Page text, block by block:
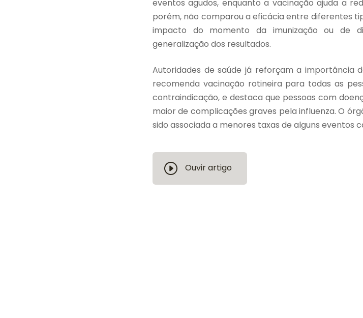
eventos agudos, enquanto a vacinação ajuda a
porém, não comparou a eficácia entre diferentes
impacto do momento da imunização ou de
generalização dos resultados.
Autoridades de saúde já reforçam a importância
recomenda vacinação rotineira para todas as
contraindicação, e destaca que pessoas com
maior de complicações graves pela influenza. O
sido associada a menores taxas de alguns eventos
Ouvir artigo